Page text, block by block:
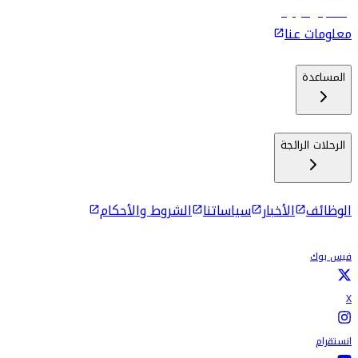
رحلات إلى كولومبو
معلومات عنا
المساعدة
الرحلات الرائجة
الوظائف الأخبار سياساتنا الشروط والأحكام
فيس بوك
X
انستقرام